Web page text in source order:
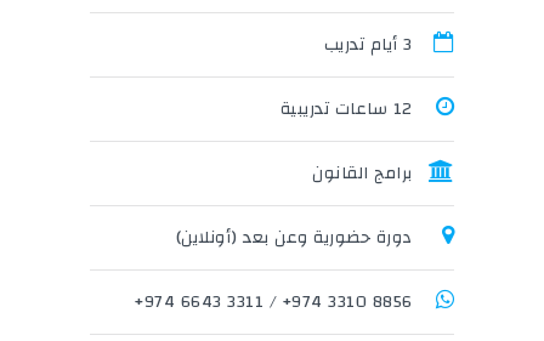
3 أيام تدريب
12 ساعات تدريبية
برامج القانون
دورة حضورية وعن بعد (أونلاين)
8856 3310 974+
/
3311 6643 974+